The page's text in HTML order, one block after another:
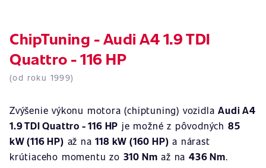
ChipTuning - Audi A4 1.9 TDI
Quattro - 116 HP
(od roku 1999)
Zvýšenie výkonu motora (chiptuning) vozidlaAudi A4
1.9 TDI Quattro - 116 HP je možné z pôvodných 85
kW (116 HP) až na118 kW (160 HP) a nárast
krútiaceho momentu zo 310 Nm až na436 Nm.